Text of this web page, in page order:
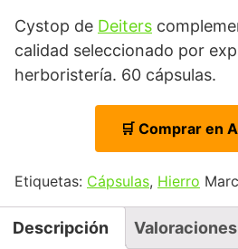
Cystop de Deiters
calidad seleccionado por
herboristería. 60 cápsulas.
🛒 Comprar en
Etiquetas: Cápsulas, Hierro
Descripción